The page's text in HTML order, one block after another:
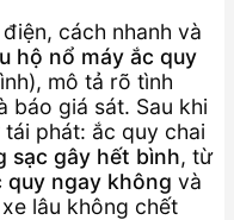
cách nhanh và
hộ nổ máy ắc quy
mô tả rõ tình
báo giá sát. Sau khi
phát: ắc quy chai
sạc gây hết bình, từ
quy ngay không và
lâu không chết